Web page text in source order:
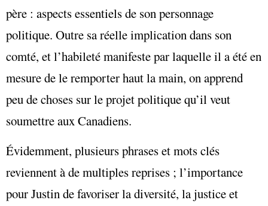
père : aspects essentiels de son personnage
politique. Outre sa réelle implication dans son
comté, et l’habileté manifeste par laquelle il a été en
mesure de le remporter haut la main, on apprend
peu de choses sur le projet politique qu’il veut
soumettre aux Canadiens.
Évidemment, plusieurs phrases et mots clés
reviennent à de multiples reprises ; l’importance
pour Justin de favoriser la diversité, la justice et